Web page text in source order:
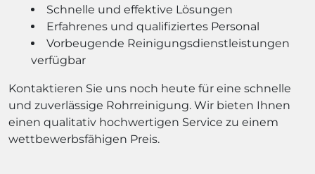
Schnelle und effektive Lösungen
Erfahrenes und qualifiziertes Personal
Vorbeugende Reinigungsdienstleistungen
verfügbar
Kontaktieren Sie uns noch heute für eine schnelle
und zuverlässige Rohrreinigung. Wir bieten Ihnen
einen qualitativ hochwertigen Service zu einem
wettbewerbsfähigen Preis.